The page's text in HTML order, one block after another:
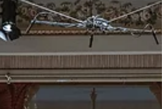
Konzertbetriebs. Dieser wird mittlerweile
von mehreren Festivals getragen und
spricht mit einem hochkarätigen und
abwechslungsreichen Programm
unterschiedliche Zielgruppen an.